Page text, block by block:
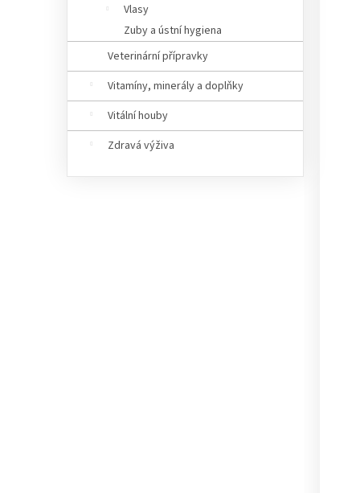
Vlasy
Zuby a ústní hygiena
Veterinární přípravky
Vitamíny, minerály a doplňky
Vitální houby
Zdravá výživa